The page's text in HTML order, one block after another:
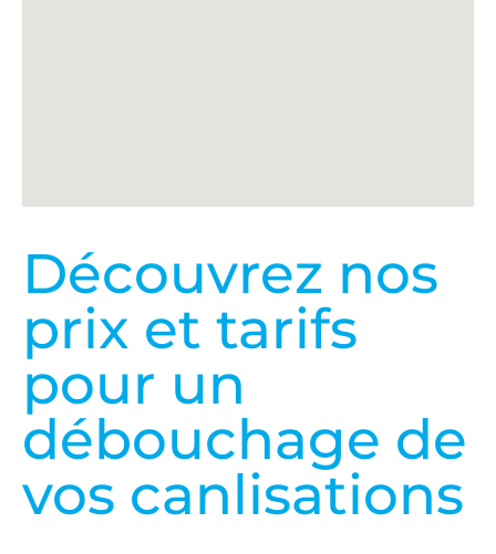
Découvrez nos
prix et tarifs
pour un
débouchage de
vos canlisations